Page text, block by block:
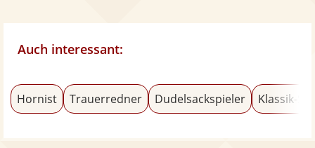
Auch interessant:
Hornist Trauerredner Dudelsackspieler Klassik-